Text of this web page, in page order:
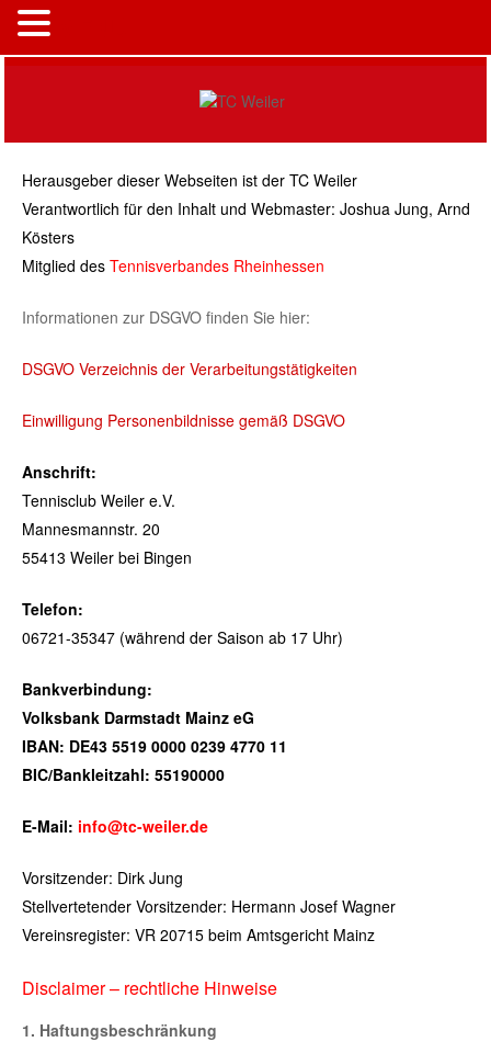
Herausgeber dieser Webseiten ist der TC Weiler
Verantwortlich für den Inhalt und Webmaster: Joshua Jung, Arnd
Kösters
Mitglied desTennisverbandes Rheinhessen
Informationen zur DSGVO finden Sie hier:
DSGVO Verzeichnis der Verarbeitungstätigkeiten
Einwilligung Personenbildnisse gemäß DSGVO
Anschrift:
Tennisclub Weiler e.V.
Mannesmannstr. 20
55413 Weiler bei Bingen
Telefon:
06721-35347 (während der Saison ab 17 Uhr)
Bankverbindung:
Volksbank Darmstadt Mainz eG
IBAN: DE43 5519 0000 0239 4770 11
BIC/Bankleitzahl: 55190000
E-Mail: info@tc-weiler.de
Vorsitzender: Dirk Jung
Stellvertetender Vorsitzender: Hermann Josef Wagner
Vereinsregister: VR 20715 beim Amtsgericht Mainz
Disclaimer – rechtliche Hinweise
1. Haftungsbeschränkung